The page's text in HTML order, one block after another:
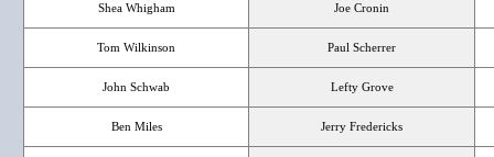
Shea Whigham Joe Cronin
Tom Wilkinson Paul Scherrer
John Schwab Lefty Grove
Ben Miles Jerry Fredericks